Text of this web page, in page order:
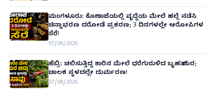
ಮಂಗಳೂರು: ಕೊಣಾಜೆಯಲ್ಲಿ ವೃದ್ಧೆಯ ಮೇಲೆ ಹಲ್ಲೆ ನಡೆಸಿ
ಚಿನ್ನಾಭರಣ ದರೋಡೆ ಪ್ರಕರಣ; 3 ದಿನಗಳಲ್ಲೇ ಆರೋಪಿಗಳ
ಸೆರೆ!
07/08/2026
ಹೆಬ್ರಿ: ಚಲಿಸುತ್ತಿದ್ದ ಕಾರಿನ ಮೇಲೆ ಧರೆಗುರುಳಿದ ಬೃಹತ್ ಮರ;
ಚಾಲಕ ಸ್ಥಳದಲ್ಲೇ ದುರ್ಮರಣ!
07/08/2026